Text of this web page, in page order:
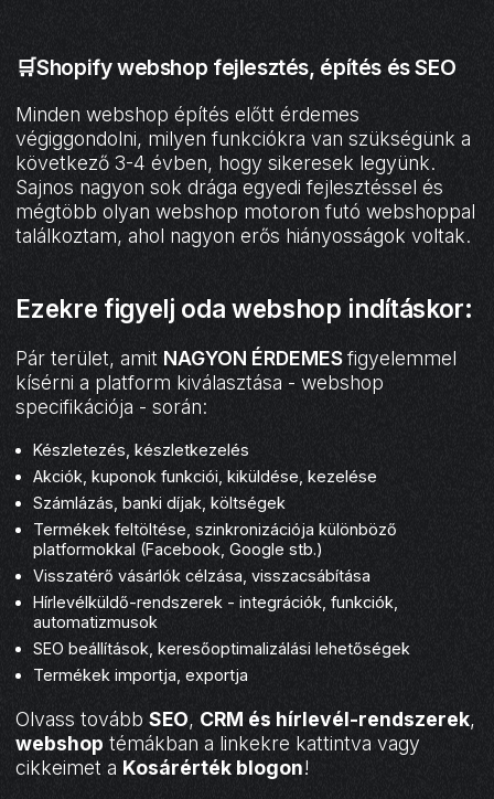
🛒Shopify webshop fejlesztés, építés és SEO
Minden webshop építés előtt érdemes
végiggondolni, milyen funkciókra van szükségünk a
következő 3-4 évben, hogy sikeresek legyünk.
Sajnos nagyon sok drága egyedi fejlesztéssel és
mégtöbb olyan webshop motoron futó webshoppal
találkoztam, ahol nagyon erős hiányosságok voltak.
Ezekre figyelj oda webshop indításkor:
Pár terület, amit NAGYON ÉRDEMESfigyelemmel
kísérni a platform kiválasztása - webshop
specifikációja - során:
Készletezés, készletkezelés
Akciók, kuponok funkciói, kiküldése, kezelése
Számlázás, banki díjak, költségek
Termékek feltöltése, szinkronizációja különböző
platformokkal (Facebook, Google stb.)
Visszatérő vásárlók célzása, visszacsábítása
Hírlevélküldő-rendszerek - integrációk, funkciók,
automatizmusok
SEO beállítások, keresőoptimalizálási lehetőségek
Termékek importja, exportja
Olvass továbbSEO, CRM és hírlevél-rendszerek,
webshop témákban a linkekre kattintva vagy
cikkeimet a Kosárérték blogon!